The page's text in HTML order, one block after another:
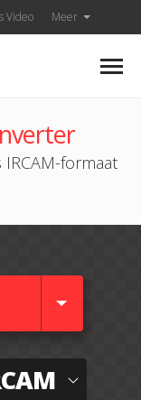
Video Meer
formaat